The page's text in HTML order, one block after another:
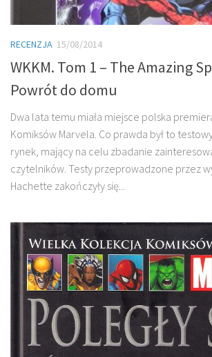
RECENZJA 15/08/2014
WKKM. Tom 1 – The Amazing
Powrót do domu
Dwa lata temu miała miejsce polska
Komiksów Marvela. Co prawda był to
rynek, mający na celu zbadanie
czytelników. Testy przeprowadzone przez
Hachette zakończyły się...